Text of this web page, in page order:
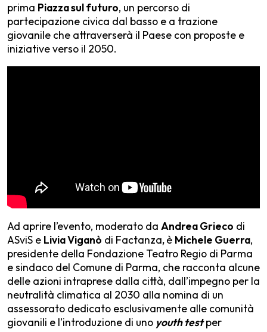
prima Piazza sul futuro, un percorso di
partecipazione civica dal basso e a trazione
giovanile che attraverserà il Paese con proposte e
iniziative verso il 2050.
Ad aprire l’evento, moderato da Andrea Grieco di
ASviS e Livia Viganò di Factanza,è Michele Guerra,
presidente della Fondazione Teatro Regio di Parma
e sindaco del Comune di Parma, che racconta alcune
delle azioni intraprese dalla città, dall’impegno per la
neutralità climatica al 2030 alla nomina di un
assessorato dedicato esclusivamente alle comunità
giovanili e l’introduzione di uno youth testper